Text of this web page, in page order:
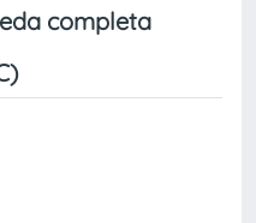
completa